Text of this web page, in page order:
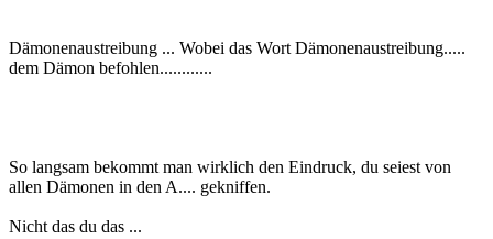
Dämonenaustreibung ... Wobei das Wort Dämonenaustreibung.....
dem Dämon befohlen............
So langsam bekommt man wirklich den Eindruck, du seiest von
allen Dämonen in den A.... gekniffen.
Nicht das du das ...